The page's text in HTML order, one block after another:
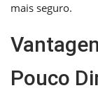
mais seguro.
Pouco